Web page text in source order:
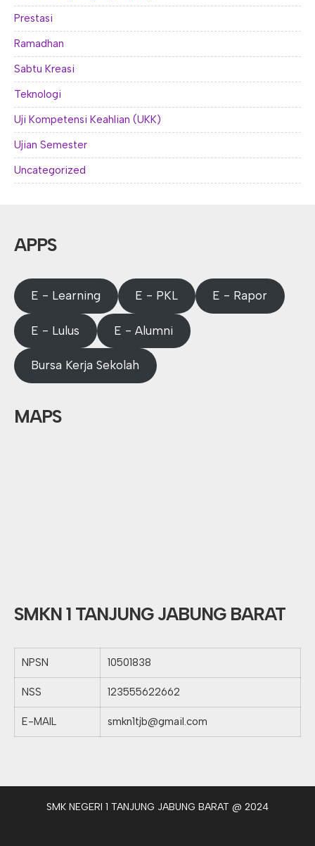
Prestasi
Ramadhan
Sabtu Kreasi
Teknologi
Uji Kompetensi Keahlian (UKK)
Ujian Semester
Uncategorized
APPS
E - Learning E - PKL E - Rapor
E - Lulus E - Alumni
Bursa Kerja Sekolah
MAPS
SMKN 1 TANJUNG JABUNG BARAT
NPSN 10501838
NSS 123555622662
E-MAIL smkn1tjb@gmail.com
SMK NEGERI 1 TANJUNG JABUNG BARAT @ 2024